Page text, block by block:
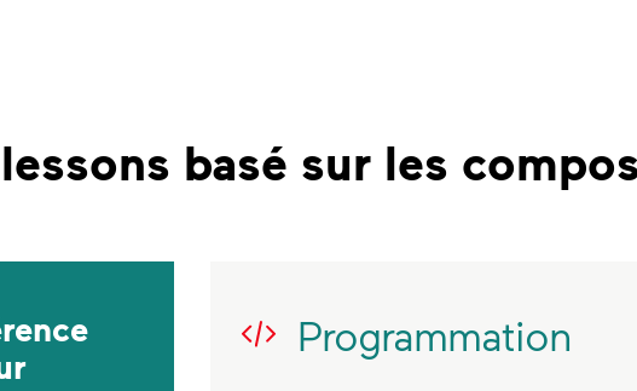
basé sur les
Programmation